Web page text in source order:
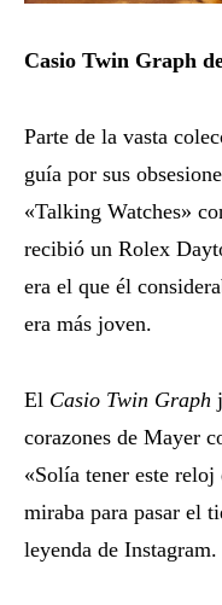
Casio Twin Graph
Parte de la vasta
guía por sus
«Talking Watches»
recibió un Rolex
era el que él
era más joven.
El Casio Twin Graph
corazones de Mayer
«Solía ​​tener este
miraba para pasar el
leyenda de Instagram.